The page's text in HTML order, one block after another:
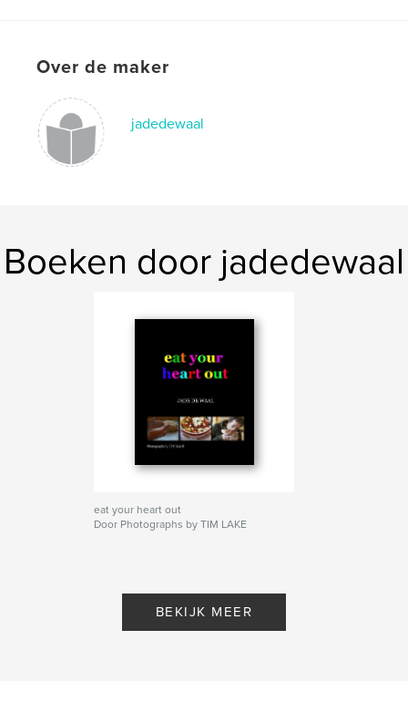
Over de maker
jadedewaal
Boeken door jadedewaal
eat your heart out
Door Photographs by TIM LAKE
BEKIJK MEER